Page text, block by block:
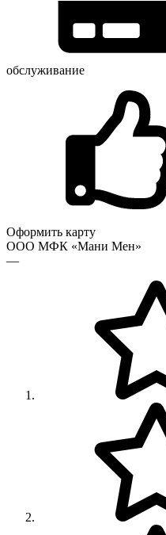
обслуживание
Оформить карту
ООО МФК «Мани Мен»
—